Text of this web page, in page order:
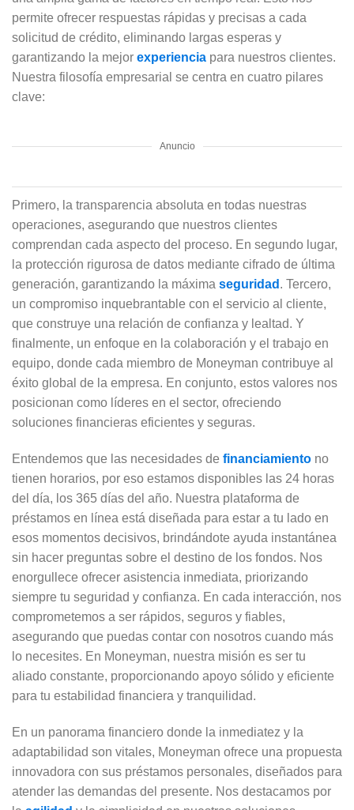
permite ofrecer respuestas rápidas y precisas a cada
solicitud de crédito, eliminando largas esperas y
garantizando la mejor experiencia para nuestros clientes.
Nuestra filosofía empresarial se centra en cuatro pilares
clave:
Anuncio
Primero, la transparencia absoluta en todas nuestras
operaciones, asegurando que nuestros clientes
comprendan cada aspecto del proceso. En segundo lugar,
la protección rigurosa de datos mediante cifrado de última
generación, garantizando la máxima seguridad . Tercero,
un compromiso inquebrantable con el servicio al cliente,
que construye una relación de confianza y lealtad. Y
finalmente, un enfoque en la colaboración y el trabajo en
equipo, donde cada miembro de Moneyman contribuye al
éxito global de la empresa. En conjunto, estos valores nos
posicionan como líderes en el sector, ofreciendo
soluciones financieras eficientes y seguras.
Entendemos que las necesidades de financiamiento no
tienen horarios, por eso estamos disponibles las 24 horas
del día, los 365 días del año. Nuestra plataforma de
préstamos en línea está diseñada para estar a tu lado en
esos momentos decisivos, brindándote ayuda instantánea
sin hacer preguntas sobre el destino de los fondos. Nos
enorgullece ofrecer asistencia inmediata, priorizando
siempre tu seguridad y confianza. En cada interacción, nos
comprometemos a ser rápidos, seguros y fiables,
asegurando que puedas contar con nosotros cuando más
lo necesites. En Moneyman, nuestra misión es ser tu
aliado constante, proporcionando apoyo sólido y eficiente
para tu estabilidad financiera y tranquilidad.
En un panorama financiero donde la inmediatez y la
adaptabilidad son vitales, Moneyman ofrece una propuesta
innovadora con sus préstamos personales, diseñados para
atender las demandas del presente. Nos destacamos por